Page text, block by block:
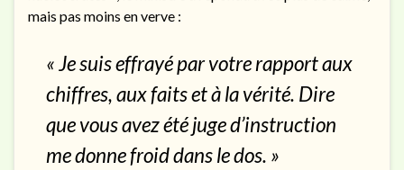
mais pas moins en verve :
« Je suis effrayé par votre rapport aux
chiffres, aux faits et à la vérité. Dire
que vous avez été juge d’instruction
me donne froid dans le dos. »